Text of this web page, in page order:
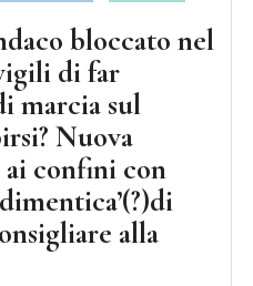
bloccato nel
di far
marcia sul
Nuova
ai confini con
alla